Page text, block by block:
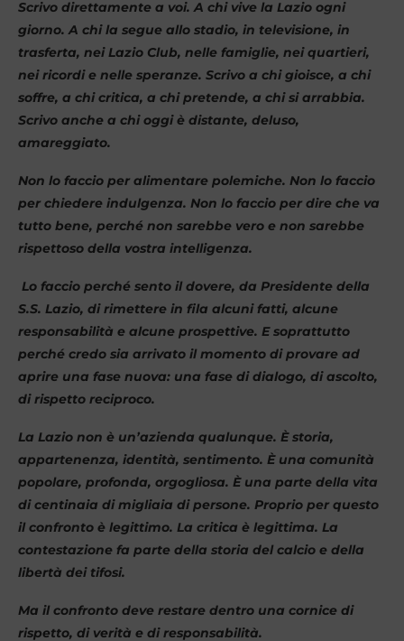
​Scrivo direttamente a voi. A chi vive la Lazio ogni
giorno. A chi la segue allo stadio, in televisione, in
trasferta, nei Lazio Club, nelle famiglie, nei quartieri,
nei ricordi e nelle speranze. Scrivo a chi gioisce, a chi
soffre, a chi critica, a chi pretende, a chi si arrabbia.
Scrivo anche a chi oggi è distante, deluso,
amareggiato.
​Non lo faccio per alimentare polemiche. Non lo faccio
per chiedere indulgenza. Non lo faccio per dire che va
tutto bene, perché non sarebbe vero e non sarebbe
rispettoso della vostra intelligenza.
Lo faccio perché sento il dovere, da Presidente della
S.S. Lazio, di rimettere in fila alcuni fatti, alcune
responsabilità e alcune prospettive. E soprattutto
perché credo sia arrivato il momento di provare ad
aprire una fase nuova: una fase di dialogo, di ascolto,
di rispetto reciproco.
​La Lazio non è un’azienda qualunque. È storia,
appartenenza, identità, sentimento. È una comunità
popolare, profonda, orgogliosa. È una parte della vita
di centinaia di migliaia di persone. Proprio per questo
il confronto è legittimo. La critica è legittima. La
contestazione fa parte della storia del calcio e della
libertà dei tifosi.
Ma il confronto deve restare dentro una cornice di
rispetto, di verità e di responsabilità.